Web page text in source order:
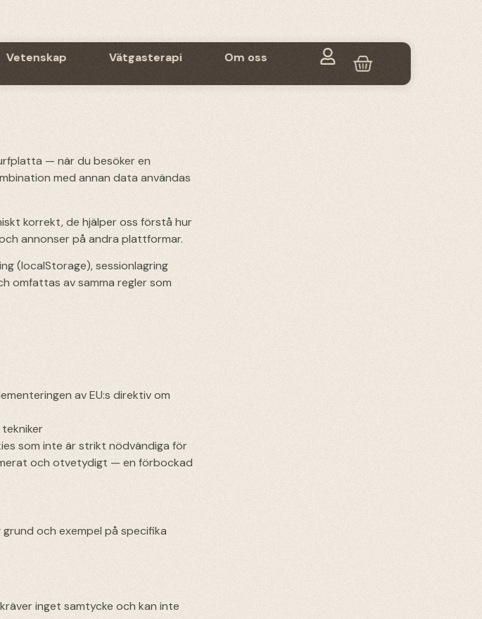
Vetenskap Vätgasterapi Om oss
— när du besöker en
med annan data användas
korrekt, de hjälper oss förstå hur
annonser på andra plattformar.
(localStorage), sessionlagring
omfattas av samma regler som
av EU:s direktiv om
som inte är strikt nödvändiga för
och otvetydigt — en förbockad
och exempel på specifika
inget samtycke och kan inte